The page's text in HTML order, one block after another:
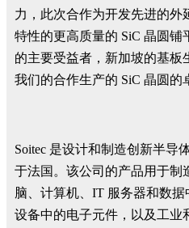
力，此次合作为开发先进的外
特性的更高质量的 SiC 晶圆
的主要受益者，新加坡的基板
我们的合作生产的 SiC 晶圆的
Soitec 是设计和制造创新半导
于法国。该公司的产品用于制
脑、计算机、IT 服务器和数
设备中的电子元件，以及工业